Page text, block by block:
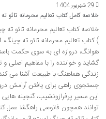
29 شهریور 1404
خلاصه کامل کتاب تعالیم محرمانه تائو
خلاصه کتاب تعالیم محرمانه تائو ته
) کتاب تعالیم محرمانه تائو ته
هوانگ، دروازه ای به سوی حکمت
گشاید و خواننده را با مفاهیم اصلی
زندگی هماهنگ با طبیعت آشنا می
جستجوی راهی برای یافتن آرامش
این مسیر پرفرازونشیب، گنجینه
توانند همچون فانوسی راهگشا عمل